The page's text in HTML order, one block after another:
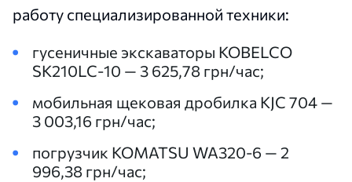
работу специализированной техники:
гусеничные экскаваторы KOBELCO
SK210LC-10 — 3 625,78 грн/час;
мобильная щековая дробилка KJC 704 —
3 003,16 грн/час;
погрузчик KOMATSU WA320-6 — 2
996,38 грн/час;